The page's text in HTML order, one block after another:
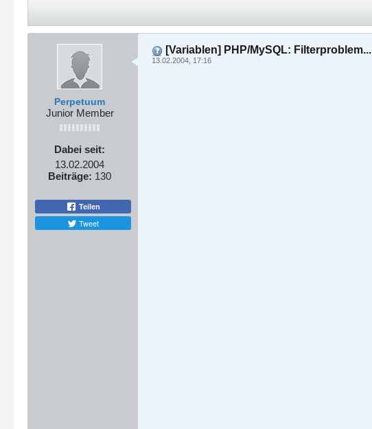
Perpetuum
Junior Member
Dabei seit:
13.02.2004
Beiträge: 130
Teilen
Tweet
[Variablen] PHP/MySQL: Filterproblem...
13.02.2004, 17:16